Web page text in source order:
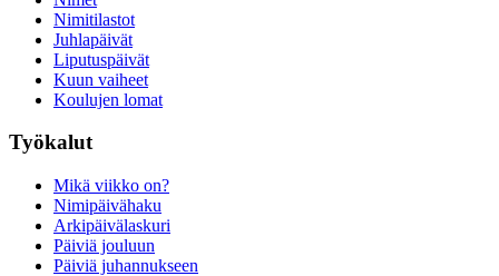
Nimitilastot
Juhlapäivät
Liputuspäivät
Kuun vaiheet
Koulujen lomat
Työkalut
Mikä viikko on?
Nimipäivähaku
Arkipäivälaskuri
Päiviä jouluun
Päiviä juhannukseen